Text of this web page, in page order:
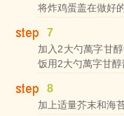
将炸鸡蛋盖在做好
7
加入2大勺萬字甘
饭用2大勺萬字甘醇
8
加上适量芥末和海